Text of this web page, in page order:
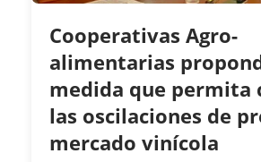
Cooperativas Agro-
alimentarias
medida que permita
las oscilaciones de
mercado vinícola